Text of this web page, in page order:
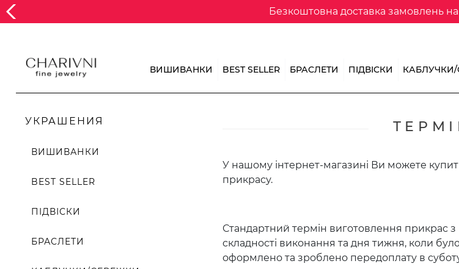
Безкоштовна доставка замовлень
ВИШИВАНКИ BEST SELLER БРАСЛЕТИ ПІДВІСКИ
УКРАШЕНИЯ
ВИШИВАНКИ
BEST SELLER
ПІДВІСКИ
БРАСЛЕТИ
У нашому інтернет-магазині Ви можете
прикрасу.
Стандартний термін виготовлення прикрас
складності виконання та дня тижня, коли
оформлено та зроблено передоплату в